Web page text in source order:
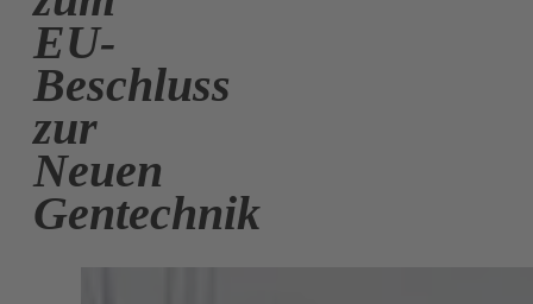
EU-
Beschluss
zur
Neuen
Gentechnik